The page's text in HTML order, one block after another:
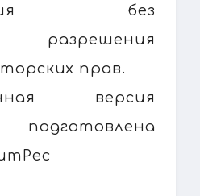
без
разрешения
прав.
версия